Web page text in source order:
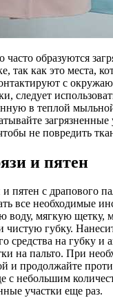
образуются
так как это места,
с
следует
в теплой
загрязненные
не повредить
и пятен
и пятен с драпового
все необходимые
воду, мягкую щетку,
чистую губку.
средства на губку и
на пальто. При
и продолжайте
с небольшим
участки еще раз.